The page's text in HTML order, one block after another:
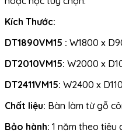
Kích Thước:
DT1890VM15 : W1800 x
DT2010VM15: W2000 x
DT2411VM15: W2400 x
Chất liệu: Bàn làm từ gỗ
Bảo hành: 1 năm theo tiêu